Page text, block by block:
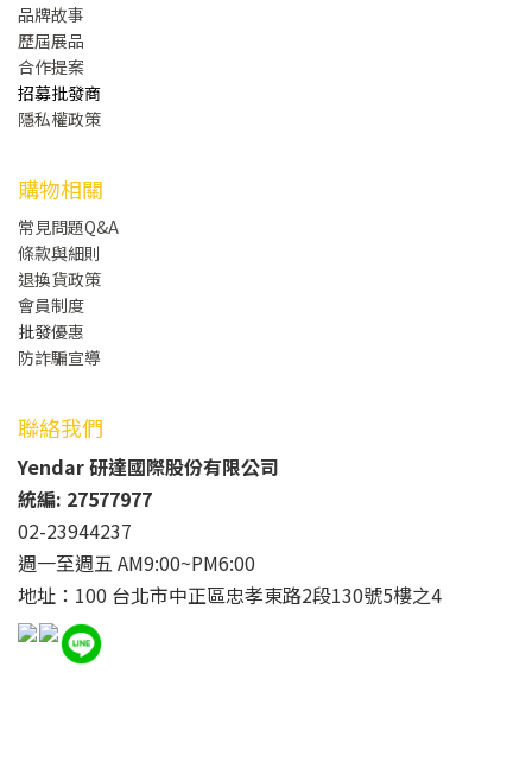
品牌故事
歷屆展品
合作提案
招募批發商
隱私權政策
購物相關
常見問題Q&A
條款與細則
退換貨政策
會員制度
批發優惠
防詐騙宣導
聯絡我們
Yendar 研達國際股份有限公司
統編: 27577977
02-23944237
週一至週五 AM9:00~PM6:00
地址：100 台北市中正區忠孝東路2段130號5樓之4